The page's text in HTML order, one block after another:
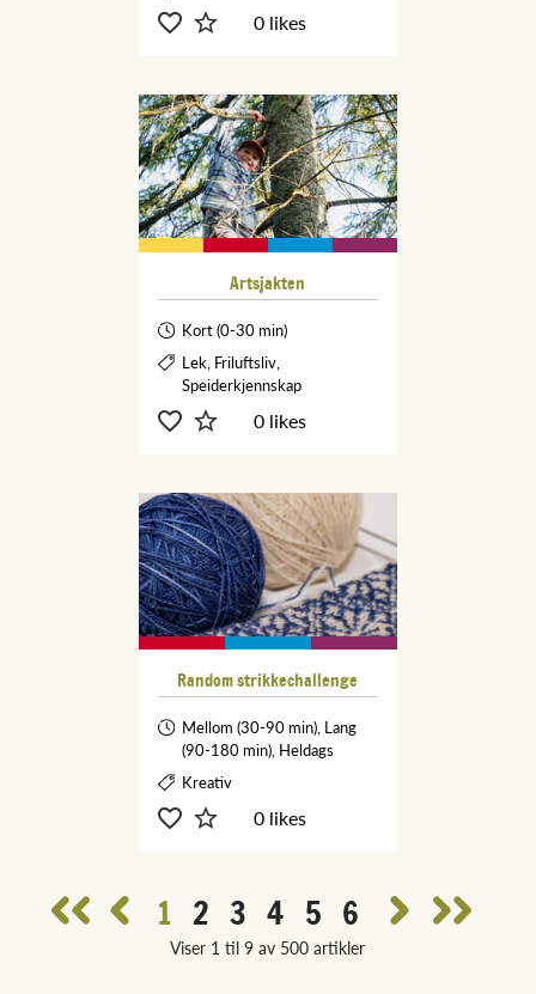
0 likes
Artsjakten
Kort (0-30 min)
Lek, Friluftsliv,
Speiderkjennskap
0 likes
Random strikkechallenge
Mellom (30-90 min), Lang
(90-180 min), Heldags
Kreativ
0 likes
1 2 3 4 5 6
Viser 1 til 9 av 500 artikler